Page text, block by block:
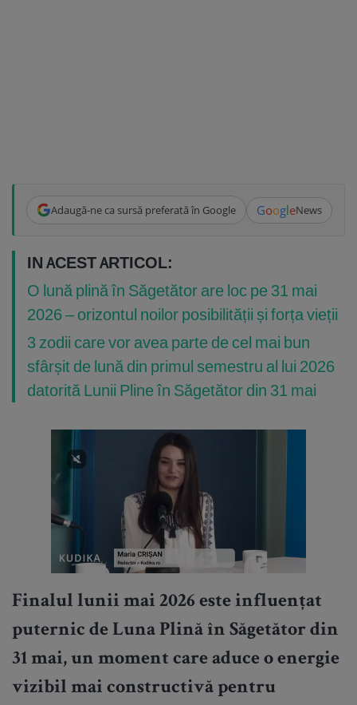
Adaugă-ne ca sursă preferată în Google GoogleNews
IN ACEST ARTICOL:
O lună plină în Săgetător are loc pe 31 mai
2026 – orizontul noilor posibilității și forța vieții
3 zodii care vor avea parte de cel mai bun
sfârșit de lună din primul semestru al lui 2026
datorită Lunii Pline în Săgetător din 31 mai
Finalul lunii mai 2026 este influențat
puternic de Luna Plină în Săgetător din
31 mai, un moment care aduce o energie
vizibil mai constructivă pentru